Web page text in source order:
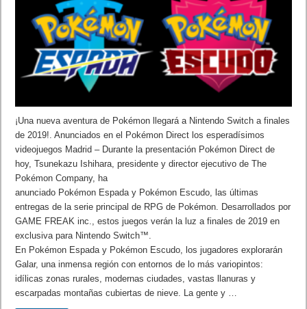
¡Una nueva aventura de Pokémon llegará a Nintendo Switch a finales
de 2019!. Anunciados en el Pokémon Direct los esperadísimos
videojuegos Madrid – Durante la presentación Pokémon Direct de
hoy, Tsunekazu Ishihara, presidente y director ejecutivo de The
Pokémon Company, ha
anunciado Pokémon Espada y Pokémon Escudo, las últimas
entregas de la serie principal de RPG de Pokémon. Desarrollados por
GAME FREAK inc., estos juegos verán la luz a finales de 2019 en
exclusiva para Nintendo Switch™.
En Pokémon Espada y Pokémon Escudo, los jugadores explorarán
Galar, una inmensa región con entornos de lo más variopintos:
idílicas zonas rurales, modernas ciudades, vastas llanuras y
escarpadas montañas cubiertas de nieve. La gente y …